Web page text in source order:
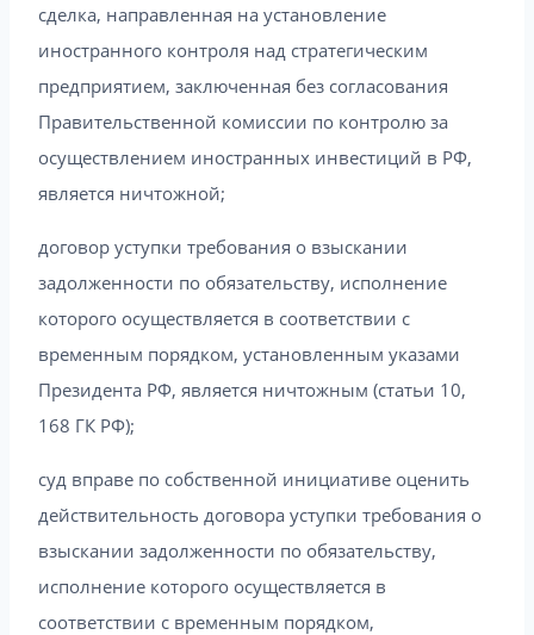
сделка, направленная на установление
иностранного контроля над стратегическим
предприятием, заключенная без согласования
Правительственной комиссии по контролю за
осуществлением иностранных инвестиций в РФ,
является ничтожной;
договор уступки требования о взыскании
задолженности по обязательству, исполнение
которого осуществляется в соответствии с
временным порядком, установленным указами
Президента РФ, является ничтожным (статьи 10,
168 ГК РФ);
суд вправе по собственной инициативе оценить
действительность договора уступки требования о
взыскании задолженности по обязательству,
исполнение которого осуществляется в
соответствии с временным порядком,